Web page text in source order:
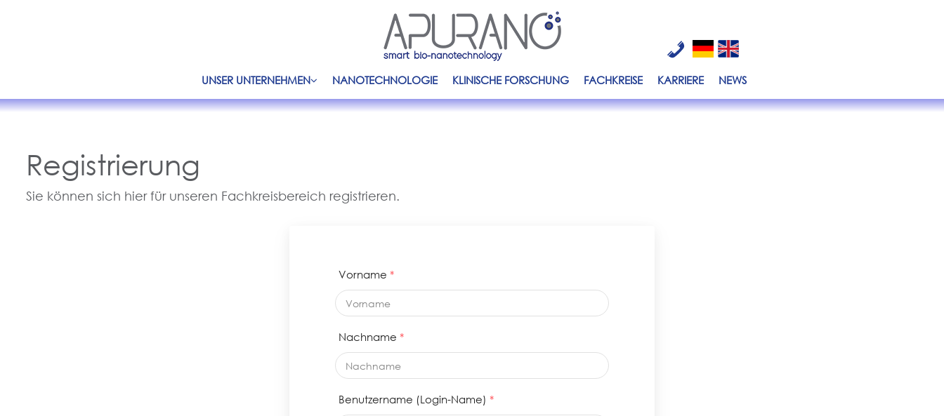
Hauptnavigation
UNSER UNTERNEHMEN NANOTECHNOLOGIE KLINISCHE FORSCHUNG FACHKREISE KARRIERE NEWS
Registrierung
Sie können sich hier für unseren Fachkreisbereich registrieren.
Vorname *
Nachname *
Benutzername (Login-Name) *